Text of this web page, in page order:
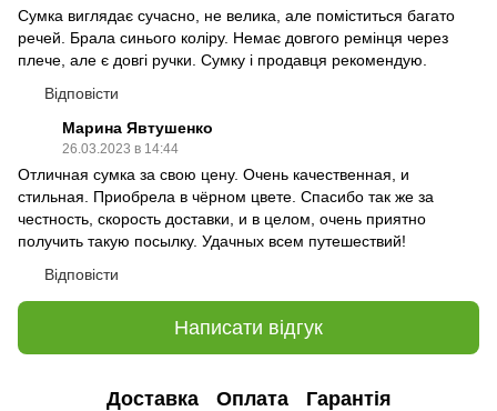
Сумка виглядає сучасно, не велика, але поміститься багато
речей. Брала синього коліру. Немає довгого ремінця через
плече, але є довгі ручки. Сумку і продавця рекомендую.
Відповісти
Марина Явтушенко
26.03.2023 в 14:44
Отличная сумка за свою цену. Очень качественная, и
стильная. Приобрела в чёрном цвете. Спасибо так же за
честность, скорость доставки, и в целом, очень приятно
получить такую посылку. Удачных всем путешествий!
Відповісти
Написати відгук
Доставка Оплата Гарантія